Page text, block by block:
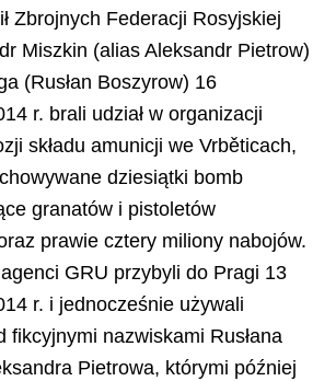
Zbrojnych Federacji Rosyjskiej
Miszkin (alias Aleksandr Pietrow)
(Rusłan Boszyrow) 16
r. brali udział w organizacji
składu amunicji we Vrběticach,
dziesiątki bomb
granatów i pistoletów
prawie cztery miliony nabojów.
GRU przybyli do Pragi 13
r. i jednocześnie używali
fikcyjnymi nazwiskami Rusłana
Pietrowa, którymi później